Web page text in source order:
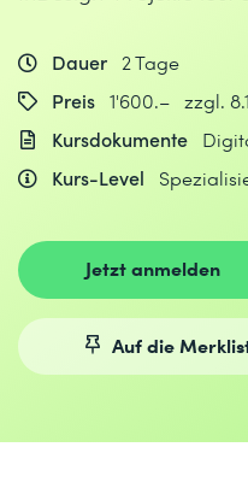
Dauer 2 Tage
Preis 1'600.– zzgl.
Kursdokumente
Kurs-Level
Jetzt anmelden
Auf die